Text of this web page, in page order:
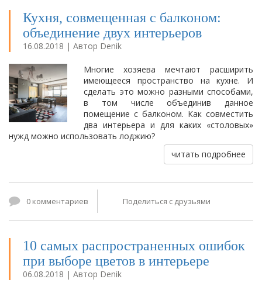
Кухня, совмещенная с балконом:
объединение двух интерьеров
16.08.2018 | Автор Denik
Многие хозяева мечтают расширить
имеющееся пространство на кухне. И
сделать это можно разными способами,
в том числе объединив данное
помещение с балконом. Как совместить
два интерьера и для каких «столовых»
нужд можно использовать лоджию?
читать подробнее
0 комментариев Поделиться с друзьями
10 самых распространенных ошибок
при выборе цветов в интерьере
06.08.2018 | Автор Denik